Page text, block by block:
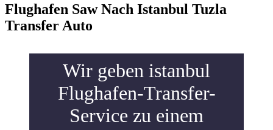
Flughafen Saw Nach Istanbul Tuzla
Transfer Auto
Wir geben istanbul
Flughafen-Transfer-
Service zu einem